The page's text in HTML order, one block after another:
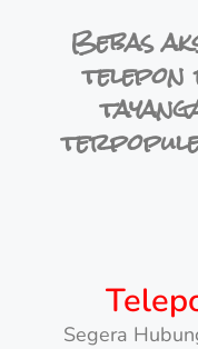
Bebas
telepon
Segera